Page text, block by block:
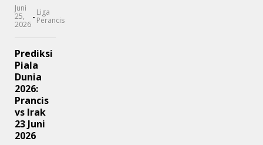
Juni
25,
2026
- Liga
Perancis
Prediksi
Piala
Dunia
2026:
Prancis
vs Irak
23 Juni
2026